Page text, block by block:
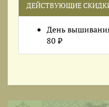
ДЕЙСТВУЮЩИЕ
День
80 ₽